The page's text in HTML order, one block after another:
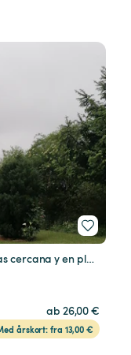
Plaza tranquila a 6km de la ciudad mas cercana y en plena na
ab 26,00 €
årskort: fra 13,00 €